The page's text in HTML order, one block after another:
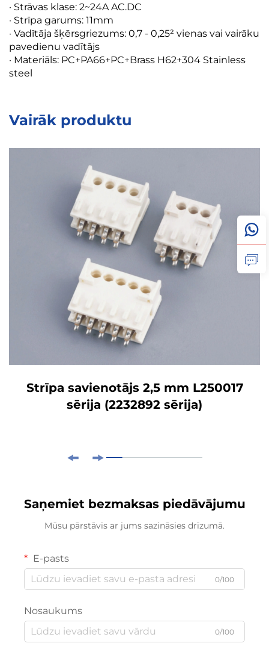
· Strāvas klase: 2~24A AC.DC
· Strīpa garums: 11mm
· Vadītāja šķērsgriezums: 0,7 - 0,25² vienas vai vairāku
pavedienu vadītājs
· Materiāls: PC+PA66+PC+Brass H62+304 Stainless
steel
Vairāk produktu
Strīpa savienotājs 2,5 mm L250017
sērija (2232892 sērija)
Saņemiet bezmaksas piedāvājumu
Mūsu pārstāvis ar jums sazināsies drīzumā.
E-pasts
0/100
Nosaukums
0/100